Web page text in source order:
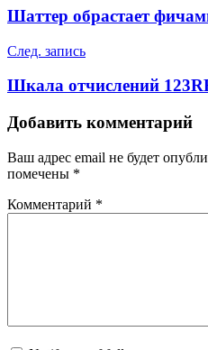
Шаттер обрастает
След. запись
Шкала отчислений
Добавить комментарий
Ваш адрес email не будет
помечены *
Комментарий *